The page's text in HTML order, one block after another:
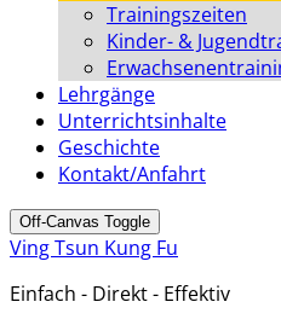
Trainingszeiten
Kinder- &
Lehrgänge
Unterrichtsinhalte
Geschichte
Kontakt/Anfahrt
Off-Canvas Toggle
Ving Tsun Kung Fu
Einfach - Direkt - Effektiv